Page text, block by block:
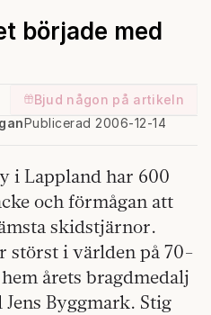
började med
Bjud någon på artikeln
Publicerad 2006-12-14
i Lappland har 600
och förmågan att
skidstjärnor.
störst i världen på 70-
årets bragdmedalj
Byggmark. Stig